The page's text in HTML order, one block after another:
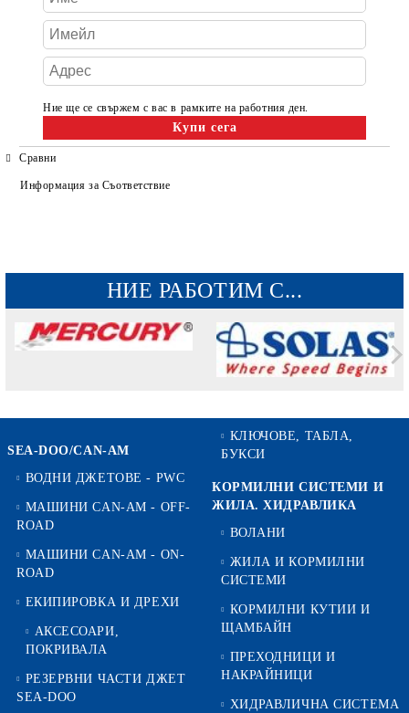
Ние ще се свържем с вас в рамките на работния ден.
Сравни
Информация за Съответствие
НИЕ РАБОТИМ С...
SEA-DOO/CAN-AM
ВОДНИ ДЖЕТОВЕ - PWC
МАШИНИ CAN-AM - OFF-
ROAD
МАШИНИ CAN-AM - ON-
ROAD
ЕКИПИРОВКА И ДРЕХИ
АКСЕСОАРИ,
ПОКРИВАЛА
РЕЗЕРВНИ ЧАСТИ ДЖЕТ
SEA-DOO
КЛЮЧОВЕ, ТАБЛА,
БУКСИ
КОРМИЛНИ СИСТЕМИ И
ЖИЛА. ХИДРАВЛИКА
ВОЛАНИ
ЖИЛА И КОРМИЛНИ
СИСТЕМИ
КОРМИЛНИ КУТИИ И
ЩАМБАЙН
ПРЕХОДНИЦИ И
НАКРАЙНИЦИ
ХИДРАВЛИЧНА СИСТЕМА